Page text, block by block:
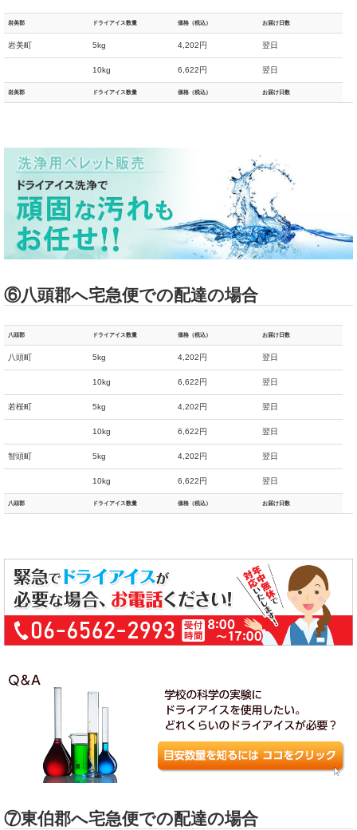
岩美郡 ドライアイス数量 価格（税込） お届け日数
岩美町 5kg 4,202円 翌日
10kg 6,622円 翌日
岩美郡 ドライアイス数量 価格（税込） お届け日数
⑥八頭郡へ宅急便での配達の場合
八頭郡 ドライアイス数量 価格（税込） お届け日数
八頭町 5kg 4,202円 翌日
10kg 6,622円 翌日
若桜町 5kg 4,202円 翌日
10kg 6,622円 翌日
智頭町 5kg 4,202円 翌日
10kg 6,622円 翌日
八頭郡 ドライアイス数量 価格（税込） お届け日数
⑦東伯郡へ宅急便での配達の場合